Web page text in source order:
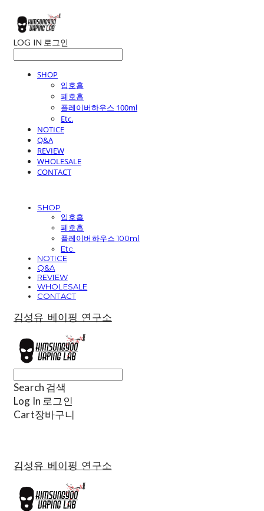
LOG IN 로그인
SHOP
입호흡
폐호흡
플레이버하우스 100ml
Etc.
NOTICE
Q&A
REVIEW
WHOLESALE
CONTACT
SHOP
입호흡
폐호흡
플레이버하우스 100ml
Etc.
NOTICE
Q&A
REVIEW
WHOLESALE
CONTACT
김성유 베이핑 연구소
Search 검색
Log In 로그인
Cart장바구니
김성유 베이핑 연구소